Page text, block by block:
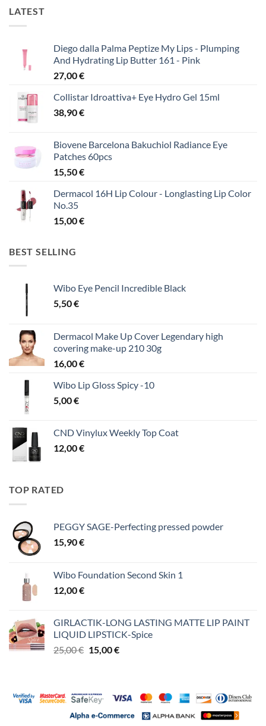
LATEST
Diego dalla Palma Peptize My Lips - Plumping
And Hydrating Lip Butter 161 - Pink
27,00€
Collistar Idroattiva+ Eye Hydro Gel 15ml
38,90€
Biovene Barcelona Bakuchiol Radiance Eye
Patches 60pcs
15,50€
Dermacol 16H Lip Colour - Longlasting Lip Color
No.35
15,00€
BEST SELLING
Wibo Eye Pencil Incredible Black
5,50€
Dermacol Make Up Cover Legendary high
covering make-up 210 30g
16,00€
Wibo Lip Gloss Spicy -10
5,00€
CND Vinylux Weekly Top Coat
12,00€
TOP RATED
PEGGY SAGE-Perfecting pressed powder
15,90€
Wibo Foundation Second Skin 1
12,00€
GIRLACTIK-LONG LASTING MATTE LIP PAINT
LIQUID LIPSTICK-Spice
25,00€ Original
15,00€Η
15,00 €.